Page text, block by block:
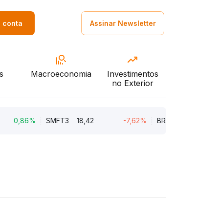
conta Assinar Newsletter
Macroeconomia
Investimentos
no Exterior
SMFT3 18,42 -7,62% BRAV3